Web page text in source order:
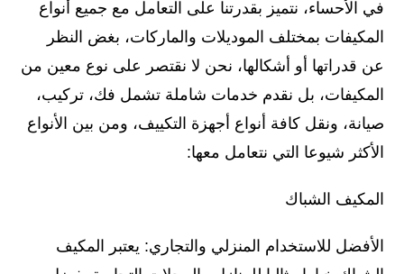
في الأحساء، نتميز بقدرتنا على التعامل مع جميع أنواع
المكيفات بمختلف الموديلات والماركات، بغض النظر
عن قدراتها أو أشكالها، نحن لا نقتصر على نوع معين من
المكيفات، بل نقدم خدمات شاملة تشمل فك، تركيب،
صيانة، ونقل كافة أنواع أجهزة التكييف، ومن بين الأنواع
الأكثر شيوعا التي نتعامل معها:
المكيف الشباك
الأفضل للاستخدام المنزلي والتجاري: يعتبر المكيف